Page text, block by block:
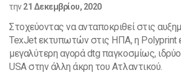
την21 Δεκεμβρίου, 2020
Στοχεύοντας να ανταποκριθεί στις
TexJet εκτυπωτών στις ΗΠΑ, η Polyprint
μεγαλύτερη αγορά dtg παγκοσμίως,
USA στην άλλη άκρη του Ατλαντικού.